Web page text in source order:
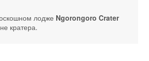
лодже Ngorongoro Crater
кратера.